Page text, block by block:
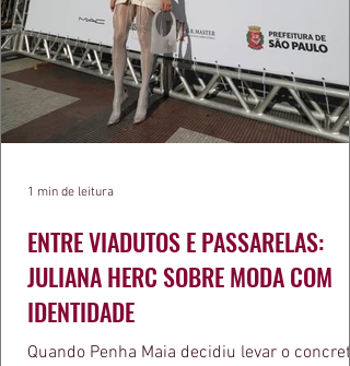
ENTRE VIADUTOS E PASSARELAS:
JULIANA HERC SOBRE MODA COM
IDENTIDADE
Quando Penha Maia decidiu levar o concreto
1 min de leitura